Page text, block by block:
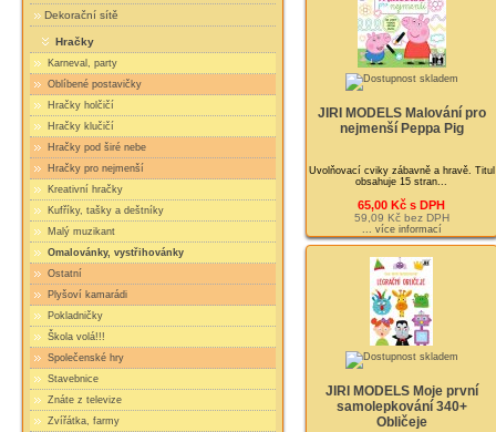
Dekorační sítě
Hračky
Karneval, party
Oblíbené postavičky
Hračky holčičí
Hračky klučičí
Hračky pod širé nebe
Hračky pro nejmenší
Kreativní hračky
Kufříky, tašky a deštníky
Malý muzikant
Omalovánky, vystřihovánky
Ostatní
Plyšoví kamarádi
Pokladničky
Škola volá!!!
Společenské hry
Stavebnice
Znáte z televize
Zvířátka, farmy
JIRI MODELS Malování pro
nejmenší Peppa Pig
Uvolňovací cviky zábavně a hravě. Titul
obsahuje 15 stran...
65,00 Kč s DPH
59,09 Kč bez DPH
... více informací
JIRI MODELS Moje první
samolepkování 340+
Obličeje